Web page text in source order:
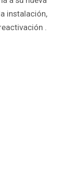
instalación,
.